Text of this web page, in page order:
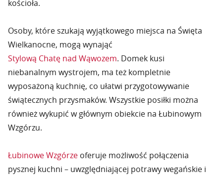
kościoła.
Osoby, które szukają wyjątkowego miejsca na Święta
Wielkanocne, mogą wynająć
Stylową Chatę nad Wąwozem. Domek kusi
niebanalnym wystrojem, ma też kompletnie
wyposażoną kuchnię, co ułatwi przygotowywanie
świątecznych przysmaków. Wszystkie posiłki można
również wykupić w głównym obiekcie na Łubinowym
Wzgórzu.
Łubinowe Wzgórze oferuje możliwość połączenia
pysznej kuchni – uwzględniającej potrawy wegańskie i